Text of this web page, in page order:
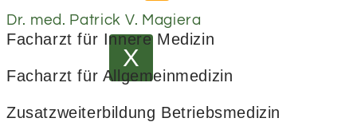
X
Dr. med. Patrick V. Magiera
Facharzt für Innere Medizin
Facharzt für Allgemeinmedizin
Zusatzweiterbildung Betriebsmedizin